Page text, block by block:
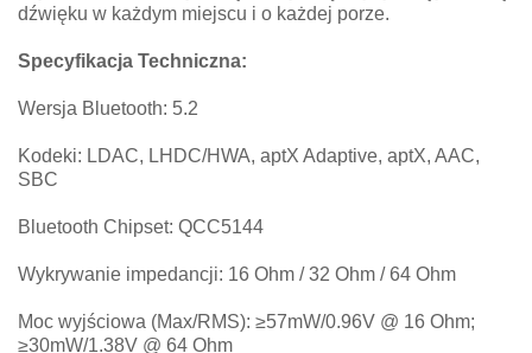
dźwięku w każdym miejscu i o każdej porze.
Specyfikacja Techniczna:
Wersja Bluetooth: 5.2
Kodeki: LDAC, LHDC/HWA, aptX Adaptive, aptX, AAC,
SBC
Bluetooth Chipset: QCC5144
Wykrywanie impedancji: 16 Ohm / 32 Ohm / 64 Ohm
Moc wyjściowa (Max/RMS): ≥57mW/0.96V @ 16 Ohm;
≥30mW/1.38V @ 64 Ohm